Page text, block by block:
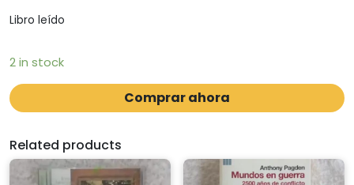
Libro leído
2 in stock
Comprar ahora
Related products